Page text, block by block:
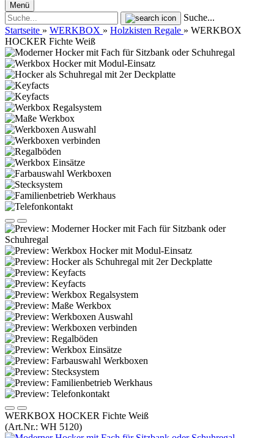
Menü
Suche...
Startseite » WERKBOX » Holzkisten Regale » WERKBOX
HOCKER Fichte Weiß
WERKBOX HOCKER Fichte Weiß
(Art.Nr.: WH 5120)